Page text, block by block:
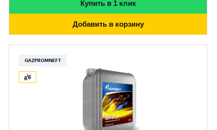
Купить в 1 клик
Добавить в корзину
GAZPROMNEFT